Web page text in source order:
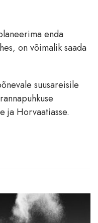
enda
on võimalik saada
suusareisile
ja Horvaatiasse.